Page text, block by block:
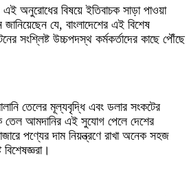
এই অনুরোধের বিষয়ে ইতিবাচক সাড়া পাওয়া
জানিয়েছেন যে, বাংলাদেশের এই বিশেষ
সংশ্লিষ্ট উচ্চপদস্থ কর্মকর্তাদের কাছে পৌঁছে
তেলের মূল্যবৃদ্ধি এবং ডলার সংকটের
তেল আমদানির এই সুযোগ পেলে দেশের
পণ্যের দাম নিয়ন্ত্রণে রাখা অনেক সহজ